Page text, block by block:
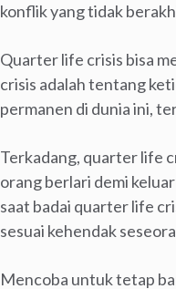
konflik yang tidak
Quarter life crisis bisa
crisis adalah tentang
permanen di dunia ini,
Terkadang, quarter life
orang berlari demi
saat badai quarter life
sesuai kehendak
Mencoba untuk tetap